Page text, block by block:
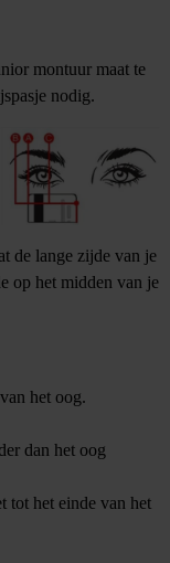
montuur maat te
nodig.
de lange zijde van je
op het midden van je
het oog.
dan het oog
tot het einde van het